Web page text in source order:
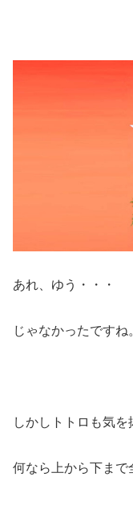
あれ、ゆう・・・
じゃなかったですね
しかしトトロも気を
何なら上から下まで